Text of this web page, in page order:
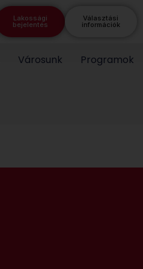
Lakossági
bejelentés
Választási
információk
Városunk Programok